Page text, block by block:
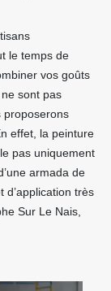
le temps de
vos goûts
sont pas
proposerons
effet, la peinture
pas uniquement
armada de
d’application très
Sur Le Nais,